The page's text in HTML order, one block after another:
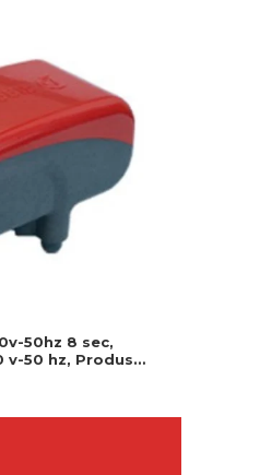
50hz 8 sec,
v-50 hz, Produs